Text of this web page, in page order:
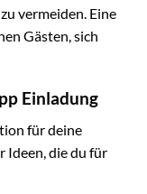
vermeiden. Eine
Gästen, sich
Einladung
für deine
Ideen, die du für